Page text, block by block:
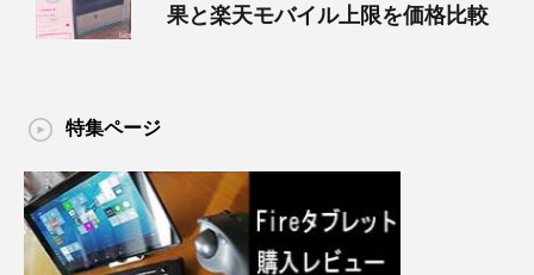
果と楽天モバイル上限を価格比較
特集ページ